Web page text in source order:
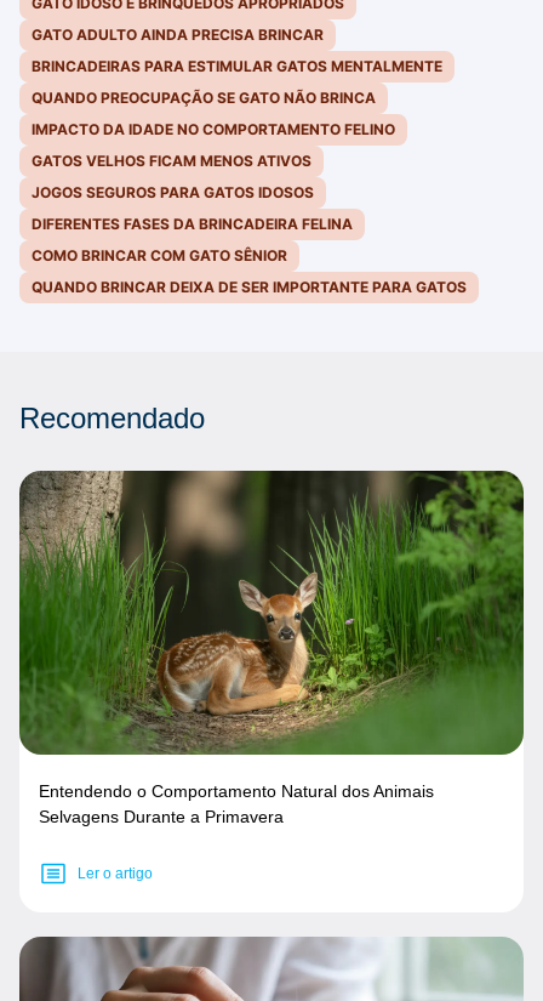
GATO ADULTO AINDA PRECISA BRINCAR
BRINCADEIRAS PARA ESTIMULAR GATOS MENTALMENTE
QUANDO PREOCUPAÇÃO SE GATO NÃO BRINCA
IMPACTO DA IDADE NO COMPORTAMENTO FELINO
GATOS VELHOS FICAM MENOS ATIVOS
JOGOS SEGUROS PARA GATOS IDOSOS
DIFERENTES FASES DA BRINCADEIRA FELINA
COMO BRINCAR COM GATO SÊNIOR
QUANDO BRINCAR DEIXA DE SER IMPORTANTE PARA GATOS
Recomendado
Entendendo o Comportamento Natural dos Animais
Selvagens Durante a Primavera
Ler o artigo